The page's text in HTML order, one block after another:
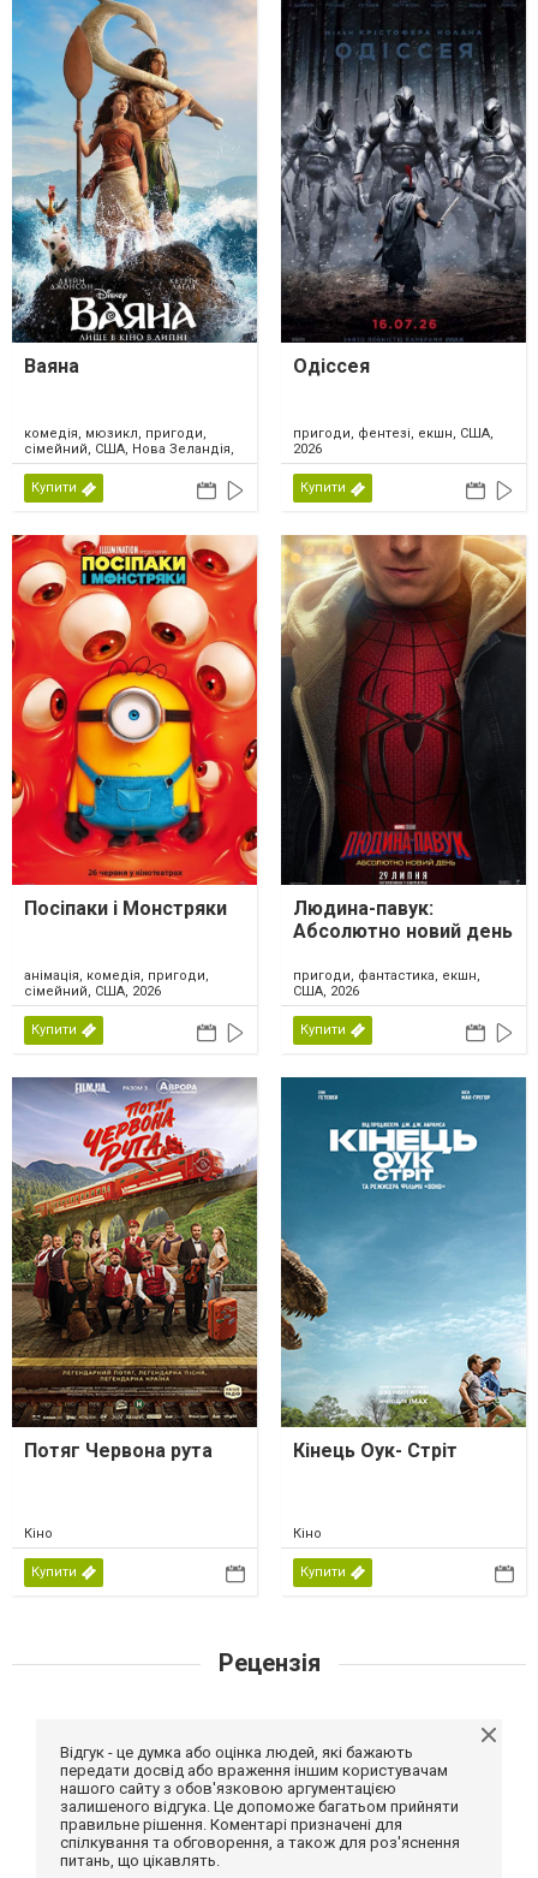
Ваяна
комедія, мюзикл, пригоди,
сімейний, США, Нова Зеландія,
2026
Купити
Одіссея
пригоди, фентезі, екшн, США,
2026
Купити
Посіпаки і Монстряки
анімація, комедія, пригоди,
сімейний, США, 2026
Купити
Людина-павук:
Абсолютно новий день
пригоди, фантастика, екшн,
США, 2026
Купити
Потяг Червона рута
Кіно
Купити
Кінець Оук- Стріт
Кіно
Купити
Рецензія
Відгук - це думка або оцінка людей, які бажають
передати досвід або враження іншим користувачам
нашого сайту з обов'язковою аргументацією
залишеного відгука. Це допоможе багатьом прийняти
правильне рішення. Коментарі призначені для
спілкування та обговорення, а також для роз'яснення
питань, що цікавлять.